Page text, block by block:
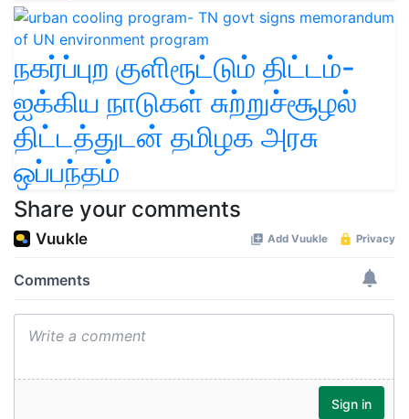
நகர்ப்புற குளிரூட்டும்‌ திட்டம்-
ஐக்கிய நாடுகள் சுற்றுச்சூழல்
திட்டத்துடன் தமிழக அரசு
ஒப்பந்தம்
Share your comments